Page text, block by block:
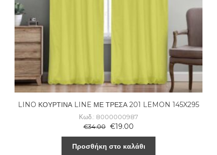
LINO ΚΟΥΡΤΙΝΑ LINE ΜΕ ΤΡΕΣΑ 201 LEMON 145X295
Κωδ.: 8000000987
€34.00 €19.00
Προσθήκη στο καλάθι